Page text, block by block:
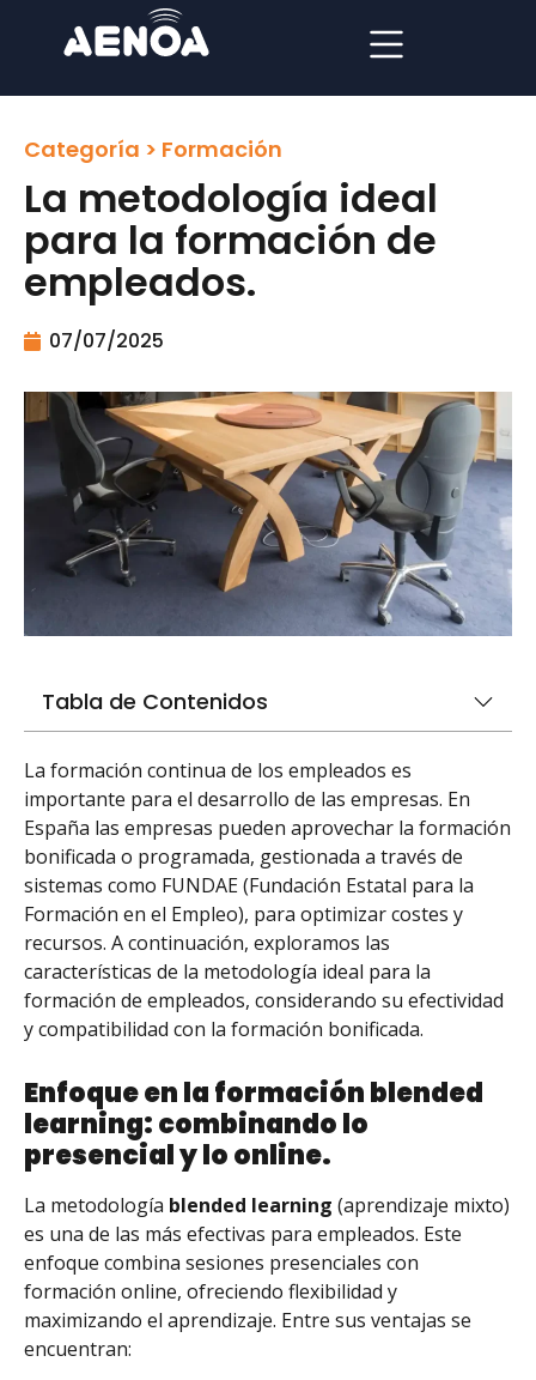
Categoría > Formación
La metodología ideal
para la formación de
empleados.
07/07/2025
Tabla de Contenidos
La formación continua de los empleados es
importante para el desarrollo de las empresas. En
España las empresas pueden aprovechar la formación
bonificada o programada, gestionada a través de
sistemas como FUNDAE (Fundación Estatal para la
Formación en el Empleo), para optimizar costes y
recursos. A continuación, exploramos las
características de la metodología ideal para la
formación de empleados, considerando su efectividad
y compatibilidad con la formación bonificada.
Enfoque en la formación blended
learning: combinando lo
presencial y lo online.
La metodología blended learning (aprendizaje mixto)
es una de las más efectivas para empleados. Este
enfoque combina sesiones presenciales con
formación online, ofreciendo flexibilidad y
maximizando el aprendizaje. Entre sus ventajas se
encuentran: